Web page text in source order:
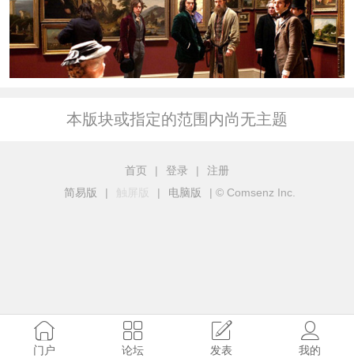
本版块或指定的范围内尚无主题
首页 | 登录 |
注册
简易版
| 触屏版 | 电脑版 | © Comsenz Inc.
门户 论坛 发表 我的